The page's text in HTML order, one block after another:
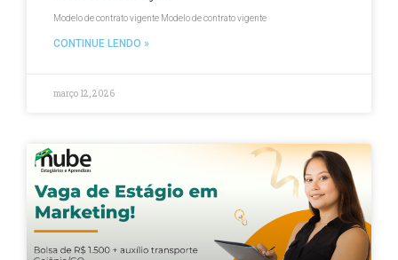
Modelo de contrato vigente Modelo de contrato vigente
CONTINUE LENDO »
março 12, 2026